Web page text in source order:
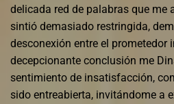
delicada red de palabras que me
sintió demasiado restringida,
desconexión entre el prometedor
decepcionante conclusión me
sentimiento de insatisfacción,
sido entreabierta, invitándome a